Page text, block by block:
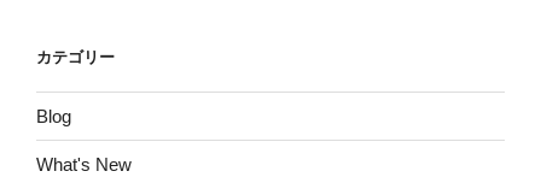
カテゴリー
Blog
What's New